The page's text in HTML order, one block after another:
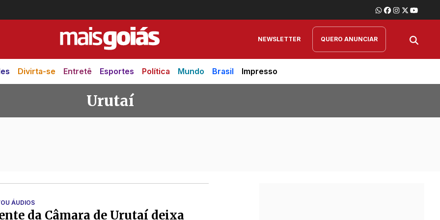
NEWSLETTER QUERO ANUNCIAR
Divirta-se Entretê Esportes Política Mundo Brasil Impresso
Urutaí
ÁUDIOS
da Câmara de Urutaí deixa